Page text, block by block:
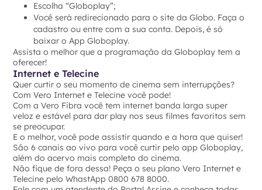
Escolha “Globoplay”;
Você será redirecionado para o site da Globo. Faça o
cadastro ou entre com a sua conta. Depois, é só
baixar o App Globoplay.
Assista o melhor que a programação da Globoplay tem a
oferecer!
Internet e Telecine
Quer curtir o seu momento de cinema sem interrupções?
Com Vero Internet e Telecine você pode!
Com a Vero Fibra você tem internet banda larga super
veloz e estável para dar play nos seus filmes favoritos sem
se preocupar.
E o melhor, você pode assistir quando e a hora que quiser!
São 6 canais ao vivo para você curtir pelo app Globoplay,
além do acervo mais completo do cinema.
Não fique de fora dessa! Peça o seu plano Vero Internet e
Telecine pelo WhastApp 0800 678 8000.